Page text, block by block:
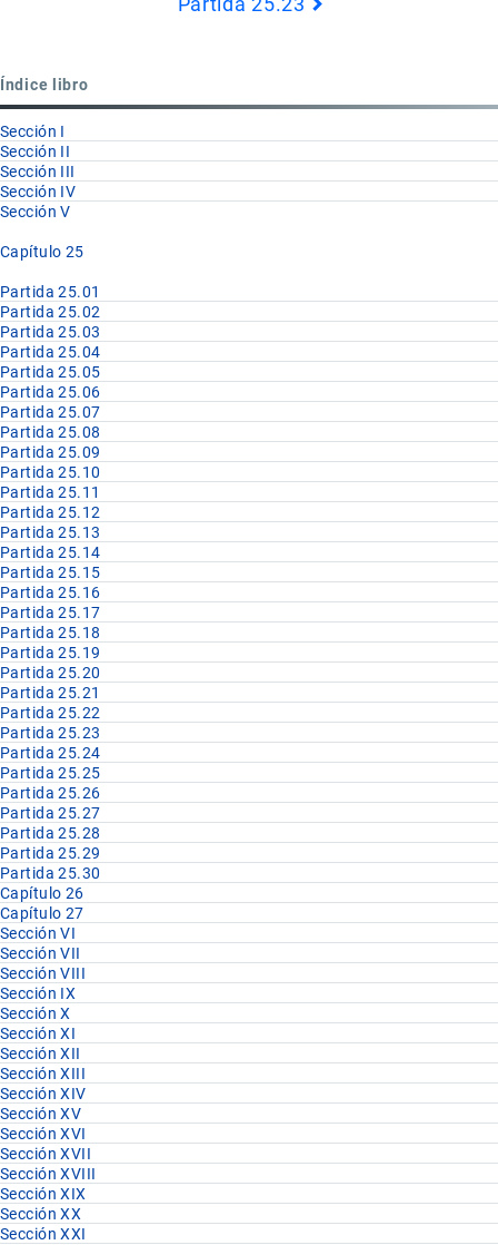
Índice libro
Sección I
Sección II
Sección III
Sección IV
Sección V
Capítulo 25
Partida 25.01
Partida 25.02
Partida 25.03
Partida 25.04
Partida 25.05
Partida 25.06
Partida 25.07
Partida 25.08
Partida 25.09
Partida 25.10
Partida 25.11
Partida 25.12
Partida 25.13
Partida 25.14
Partida 25.15
Partida 25.16
Partida 25.17
Partida 25.18
Partida 25.19
Partida 25.20
Partida 25.21
Partida 25.22
Partida 25.23
Partida 25.24
Partida 25.25
Partida 25.26
Partida 25.27
Partida 25.28
Partida 25.29
Partida 25.30
Capítulo 26
Capítulo 27
Sección VI
Sección VII
Sección VIII
Sección IX
Sección X
Sección XI
Sección XII
Sección XIII
Sección XIV
Sección XV
Sección XVI
Sección XVII
Sección XVIII
Sección XIX
Sección XX
Sección XXI